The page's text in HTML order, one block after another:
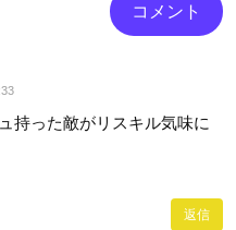
持った敵がリスキル気味に
返信